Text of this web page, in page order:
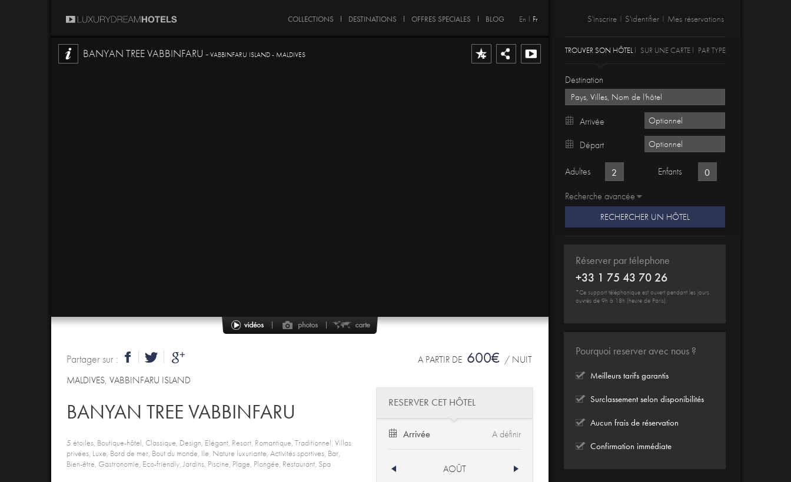
COLLECTIONS DESTINATIONS OFFRES SPECIALES BLOG En Fr S'inscrire | S'identifier | Mes réservations
BANYAN TREE VABBINFARU -VABBINFARU ISLAND - MALDIVES
A PARTIR DE 600€ / NUIT
Partager sur :
MALDIVES, VABBINFARU ISLAND
BANYAN TREE VABBINFARU
5 étoiles, Boutique-hôtel, Classique, Design, Elégant, Resort, Romantique, Traditionnel, Villas
privées, Luxe, Bord de mer, Bout du monde, Ile, Nature luxuriante, Activités sportives, Bar,
Bien-être, Gastronomie, Eco-friendly, Jardins, Piscine, Plage, Plongée, Restaurant, Spa
RESERVER CET HÔTEL
Arrivée
AOÛT
TROUVER SON HÔTEL SUR UNE CARTE PAR TYPE
Destination
Arrivée
Départ
Adultes
Enfants
Recherche avancée
RECHERCHER UN HÔTEL
Réserver par télephone
+33 1 75 43 70 26
*Ce support téléphonique est ouvert pendant les jours
ouvrés de 9h à 18h (heure de Paris).
Pourquoi reserver avec nous ?
Meilleurs tarifs garantis
Surclassement selon disponibilités
Aucun frais de réservation
Confirmation immédiate